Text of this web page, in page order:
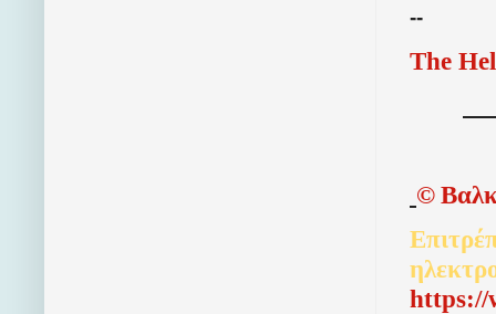
--
The
©
https://